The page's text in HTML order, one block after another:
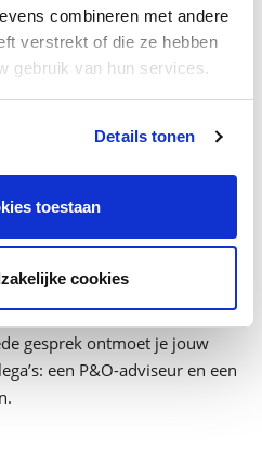
combineren met andere
verstrekt of die ze hebben
gebruik van hun services.
Details tonen
toestaan
cookies
hoor je van een van onze
is met de
toekomstige teamcoach.
gesprek ontmoet je jouw
een P&O-adviseur en een